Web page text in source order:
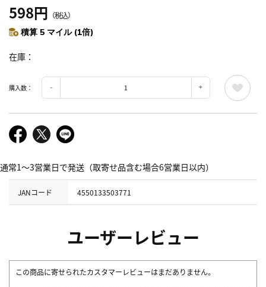
598円 （税込）
積算 5 マイル (1倍)
在庫
購入数：
通常1～3営業日で発送（取寄せ品含む場合6営業日以内）
JANコード 4550133503771
ユーザーレビュー
この商品に寄せられたカスタマーレビューはまだありません。